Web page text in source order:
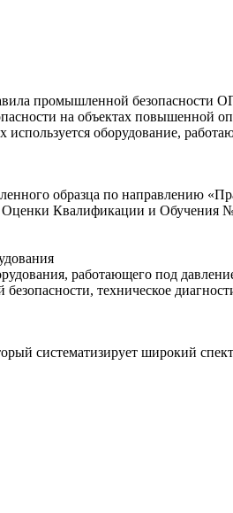
промышленной безопасности
на объектах повышенной
оборудование,
образца по направлению
Квалификации и
работающего под
техническое
систематизирует широкий